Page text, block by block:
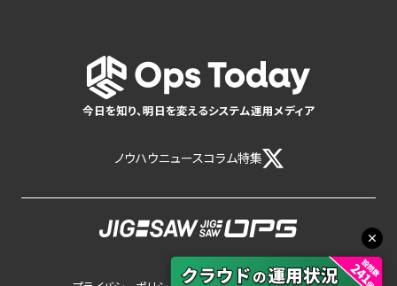
今日を知り、明日を変えるシステム運用メディア
ノウハウニュースコラム特集